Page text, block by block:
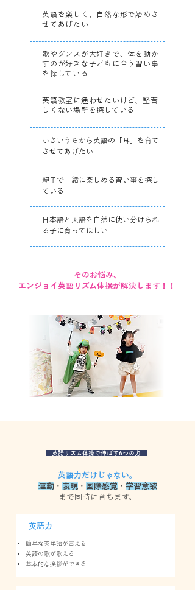
​英語を楽しく、自然な形で始めさ
せてあげたい
歌やダンスが大好きで、体を動か
すのが好きな子どもに合う習い事
を探している
英語教室に通わせたいけど、堅苦
しくない場所を探している
小さいうちから英語の「耳」を育て
させてあげたい
親子で一緒に楽しめる習い事を探し
ている
日本語と英語を自然に使い分けられ
る子に育ってほしい
そのお悩み、
エンジョイ英語リズム体操が解決します！！
英語リズム体操で伸ばす6つの力
英語力だけじゃない。
運動・ 表現・ 国際感覚 ・ 学習意欲
まで同時に育ちます。
英語力
簡単な英単語が言える
英語の歌が歌える
基本的な挨拶ができる